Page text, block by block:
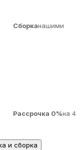
Сборканашими
Рассрочка 0%на 4
и сборка